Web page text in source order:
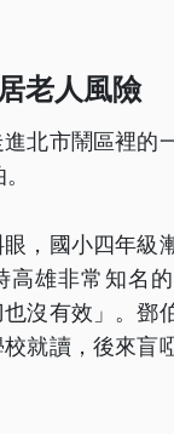
老人風險
北市鬧區裡的
，國小四年級
高雄非常知名
沒有效」。鄧
就讀，後來盲